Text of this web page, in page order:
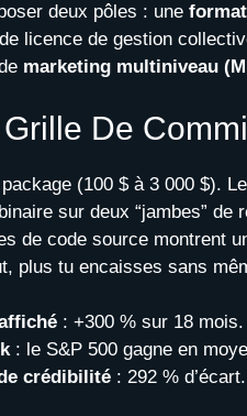
deux pôles : une
licence de gestion
marketing multiniveau
De
(100 $ à 3 000 $).
sur deux “jambes”
de code source montrent
plus tu encaisses sans
: +300 % sur 18 mois.
: le S&P 500 gagne en
crédibilité : 292 % d’écart.